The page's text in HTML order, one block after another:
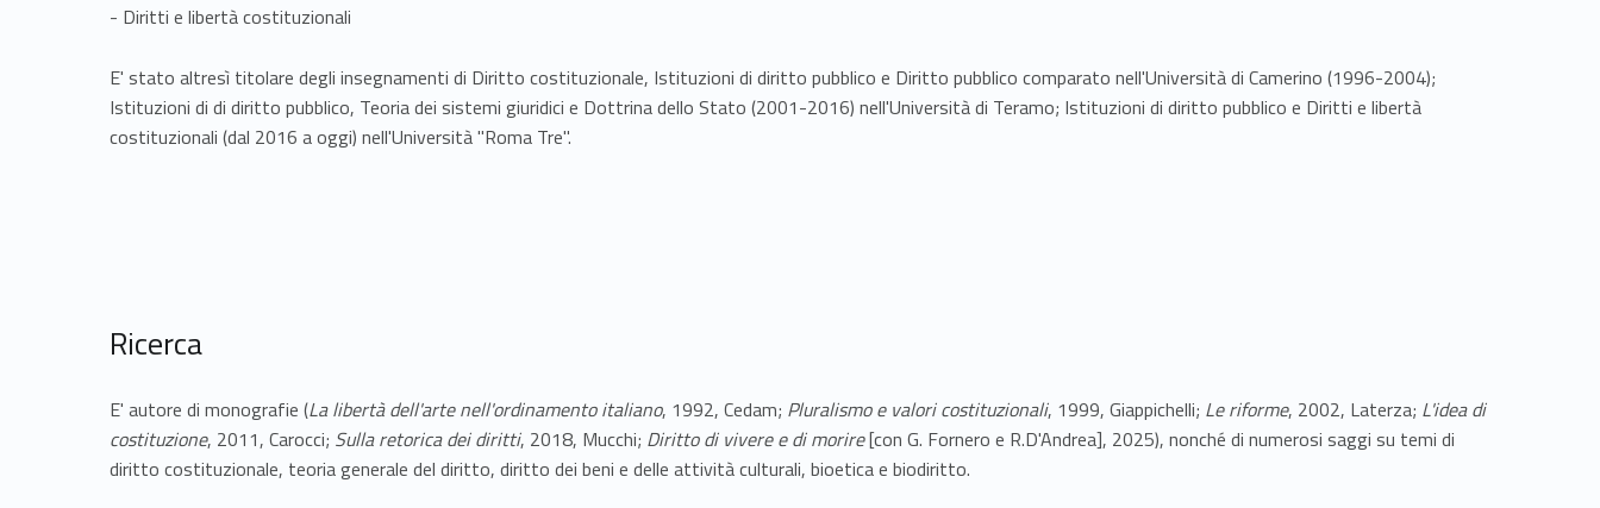
- Diritti e libertà costituzionali
E' stato altresì titolare degli insegnamenti di Diritto costituzionale, Istituzioni di diritto pubblico e Diritto pubblico comparato nell'Università di Camerino (1996-2004);
Istituzioni di di diritto pubblico, Teoria dei sistemi giuridici e Dottrina dello Stato (2001-2016) nell'Università di Teramo; Istituzioni di diritto pubblico e Diritti e libertà
costituzionali (dal 2016 a oggi) nell'Università "Roma Tre".
Ricerca
E' autore di monografie (La libertà dell'arte nell'ordinamento italiano, 1992, Cedam; Pluralismo e valori costituzionali, 1999, Giappichelli; Le riforme, 2002, Laterza; L'idea di
costituzione, 2011, Carocci; Sulla retorica dei diritti, 2018, Mucchi; Diritto di vivere e di morire[con G. Fornero e R.D'Andrea], 2025), nonché di numerosi saggi su temi di
diritto costituzionale, teoria generale del diritto, diritto dei beni e delle attività culturali, bioetica e biodiritto.